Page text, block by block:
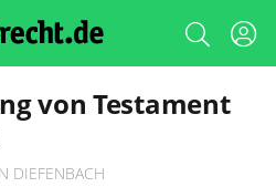
von Testament
DIEFENBACH